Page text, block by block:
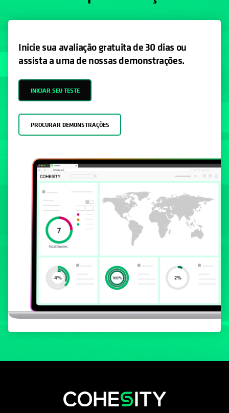
Inicie sua avaliação gratuita de 30 dias ou
assista a uma de nossas demonstrações.
INICIAR SEU TESTE
PROCURAR DEMONSTRAÇÕES
opens in a new tab
opens in a new tab
opens in a new tab
opens in a new tab
opens in a new tab